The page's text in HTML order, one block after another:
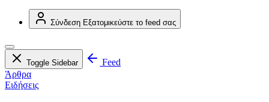
Σύνδεση Εξατομικεύστε το feed σας
Toggle Sidebar
Feed
Άρθρα
Ειδήσεις